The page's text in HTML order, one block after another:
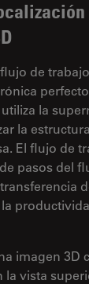
de
la
la
El flujo de
pasos del
imagen 3D
vista